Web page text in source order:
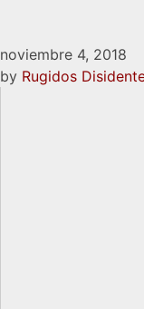
noviembre 4, 2018
by Rugidos